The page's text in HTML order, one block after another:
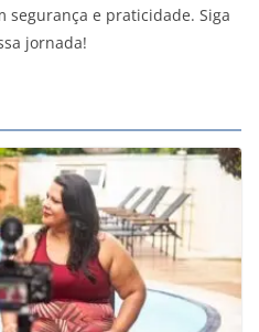
segurança e praticidade. Siga
jornada!